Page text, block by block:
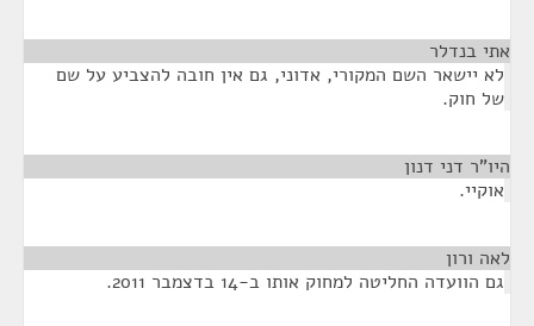
אתי בנדלר
לא יישאר השם המקורי, אדוני, גם אין חובה להצביע על שם
של חוק.
היו"ר דני דנון
אוקיי.
לאה ורון
גם הוועדה החליטה למחוק אותו ב-14 בדצמבר 2011.